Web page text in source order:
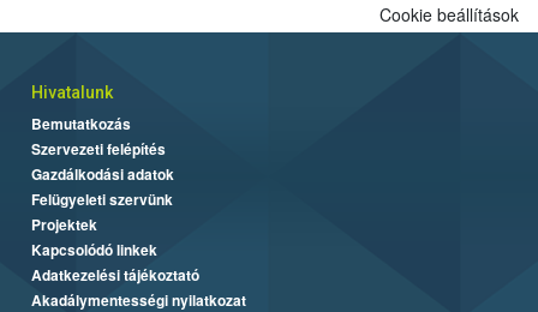
Cookie beállítások
Hivatalunk
Bemutatkozás
Szervezeti felépítés
Gazdálkodási adatok
Felügyeleti szervünk
Projektek
Kapcsolódó linkek
Adatkezelési tájékoztató
Akadálymentességi nyilatkozat